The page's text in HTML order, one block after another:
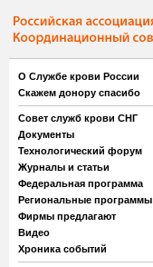
О Службе крови России
Скажем донору спасибо
Совет служб крови СНГ
Документы
Технологический форум
Журналы и статьи
Федеральная программа
Региональные программы
Фирмы предлагают
Видео
Хроника событий